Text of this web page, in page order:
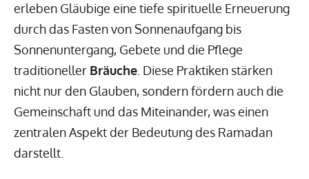
erleben Gläubige eine tiefe spirituelle Erneuerung
durch das Fasten von Sonnenaufgang bis
Sonnenuntergang, Gebete und die Pflege
traditioneller Bräuche . Diese Praktiken stärken
nicht nur den Glauben, sondern fördern auch die
Gemeinschaft und das Miteinander, was einen
zentralen Aspekt der Bedeutung des Ramadan
darstellt.